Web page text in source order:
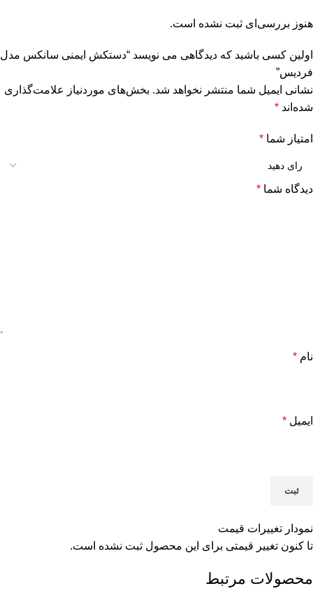
هنوز بررسی‌ای ثبت نشده است.
اولین کسی باشید که دیدگاهی می نویسد “دستکش ایمنی سانکس مدل
فردیس”
نشانی ایمیل شما منتشر نخواهد شد. بخش‌های موردنیاز علامت‌گذاری
شده‌اند *
امتیاز شما *
دیدگاه شما *
نام *
ایمیل *
نمودار تغییرات قیمت
تا کنون تغییر قیمتی برای این محصول ثبت نشده است.
محصولات مرتبط